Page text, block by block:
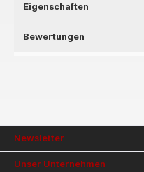
Eigenschaften
Bewertungen
Newsletter
Unser Unternehmen